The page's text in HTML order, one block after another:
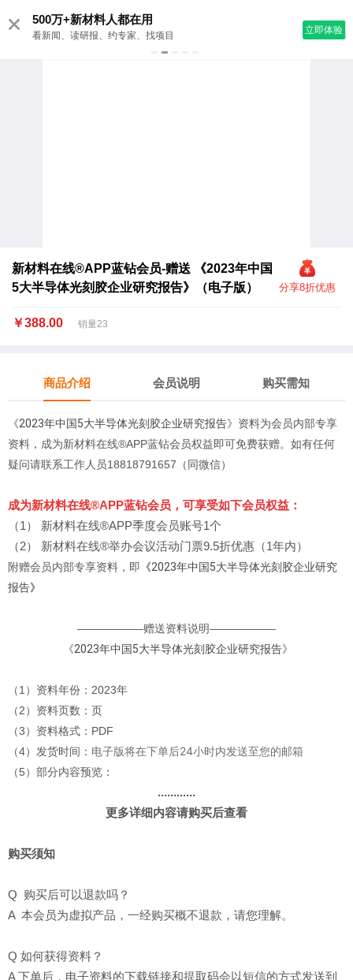
分享8折优惠
新材料在线®APP蓝钻会员-赠送 《2023年中国
5大半导体光刻胶企业研究报告》（电子版）
￥388.00 销量23
商品介绍 会员说明 购买需知
《2023年中国5大半导体光刻胶企业研究报告》资料为会员内部专享
资料，成为新材料在线®APP蓝钻会员权益即可免费获赠。如有任何
疑问请联系工作人员18818791657（同微信）
成为新材料在线®APP蓝钻会员，可享受如下会员权益：
（1） 新材料在线®APP季度会员账号1个
（2） 新材料在线®举办会议活动门票9.5折优惠（1年内）
附赠会员内部专享资料，即 《2023年中国5大半导体光刻胶企业研究
报告》
——————赠送资料说明——————
《2023年中国5大半导体光刻胶企业研究报告》
（1）资料年份：2023年
（2）资料页数：页
（3）资料格式：PDF
（4）发货时间： 电子版将在下单后24小时内发送至您的邮箱
（5）部分内容预览：
............
更多详细内容请购买后查看
购买须知
Q 购买后可以退款吗？
A 本会员为虚拟产品，一经购买概不退款，请您理解。
Q 如何获得资料？
A 下单后，电子资料的下载链接和提取码会以短信的方式发送到
500万+新材料人都在用
看新闻、读研报、约专家、找项目 立即体验